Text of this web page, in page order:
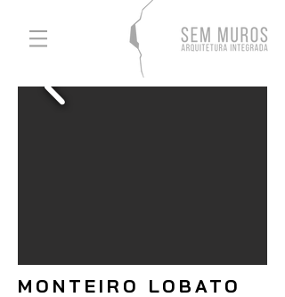
MONTEIRO LOBATO